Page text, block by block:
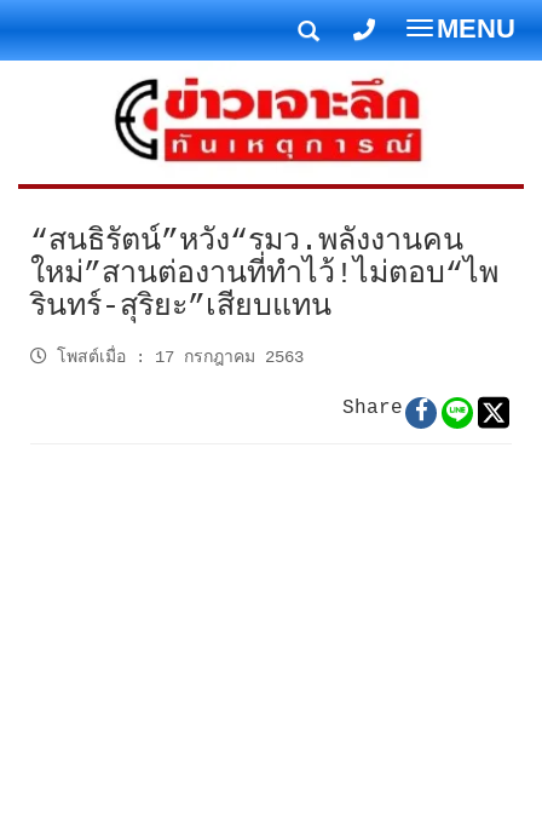
T
o
g
g
l
e
a
v
t
MENU
“สนธิรัตน์”หวัง“รมว.พลังงานคน
ใหม่”สานต่องานที่ทำไว้!ไม่ตอบ“ไพ
รินทร์-สุริยะ”เสียบแทน
โพสต์เมื่อ : 17 กรกฎาคม 2563
Share